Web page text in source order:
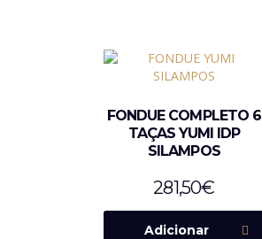
FONDUE COMPLETO 6
TAÇAS YUMI IDP
SILAMPOS
281,50€
Adicionar